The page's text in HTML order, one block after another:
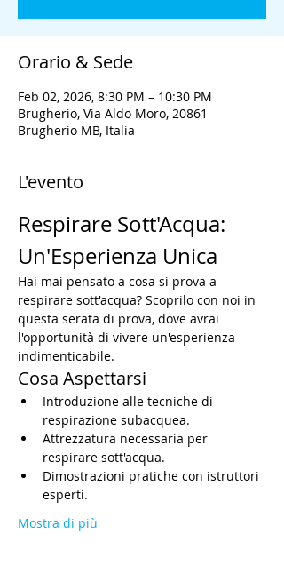
Orario & Sede
Feb 02, 2026, 8:30 PM – 10:30 PM
Brugherio, Via Aldo Moro, 20861
Brugherio MB, Italia
L'evento
Respirare Sott'Acqua:
Un'Esperienza Unica
Hai mai pensato a cosa si prova a
respirare sott'acqua? Scoprilo con noi in
questa serata di prova, dove avrai
l'opportunità di vivere un'esperienza
indimenticabile.
Cosa Aspettarsi
Introduzione alle tecniche di
respirazione subacquea.
Attrezzatura necessaria per
respirare sott'acqua.
Dimostrazioni pratiche con istruttori
esperti.
Mostra di più